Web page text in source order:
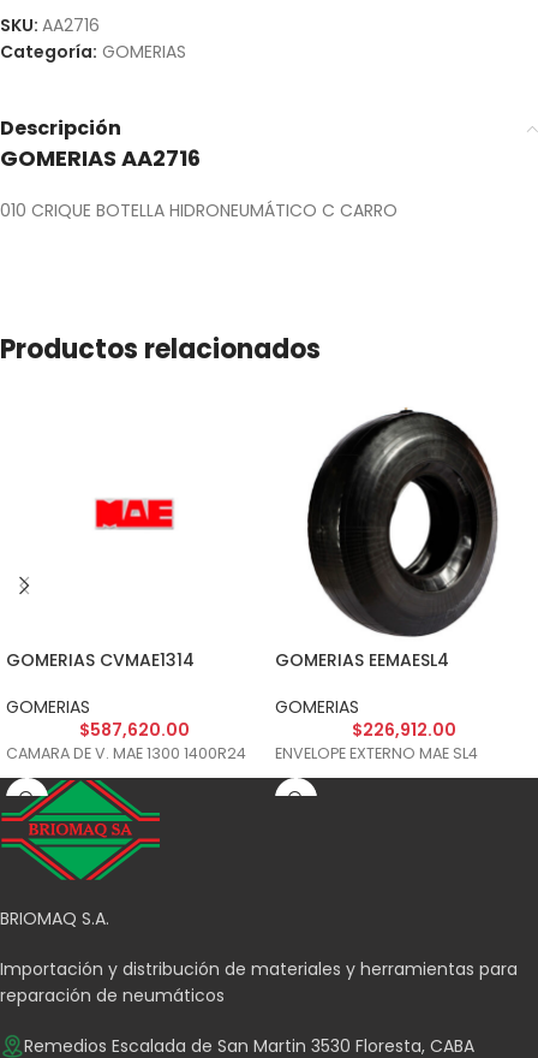
SKU: AA2716
Categoría: GOMERIAS
Descripción
GOMERIAS AA2716
010 CRIQUE BOTELLA HIDRONEUMÁTICO C CARRO
Productos relacionados
GOMERIAS CVMAE1314
GOMERIAS
$587,620.00
CAMARA DE V. MAE 1300 1400R24
GOMERIAS EEMAESL4
GOMERIAS
$226,912.00
ENVELOPE EXTERNO MAE SL4
BRIOMAQ S.A.
Importación y distribución de materiales y herramientas para
reparación de neumáticos
Remedios Escalada de San Martin 3530 Floresta, CABA